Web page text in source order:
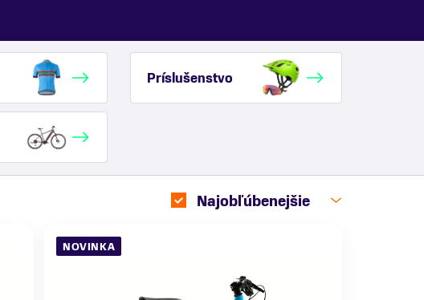
Príslušenstvo
Najobľúbenejšie
NOVINKA